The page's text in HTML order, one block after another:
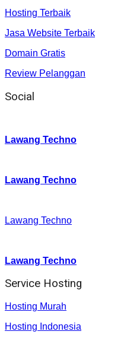
Hosting Terbaik
Jasa Website Terbaik
Domain Gratis
Review Pelanggan
Social
Lawang Techno
Lawang Techno
Lawang Techno
Lawang Techno
Service Hosting
Hosting Murah
Hosting Indonesia